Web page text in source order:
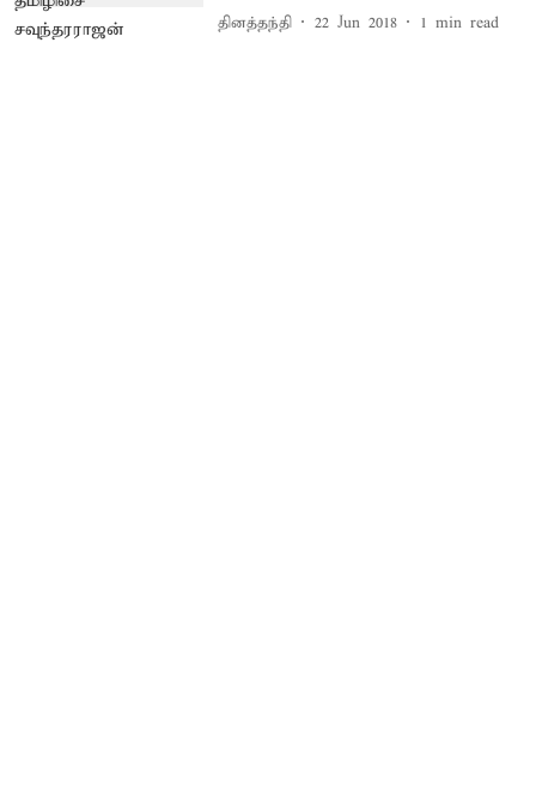
தினத்தந்தி 22 Jun 2018 1 min read